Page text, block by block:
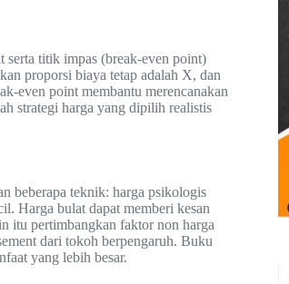
serta titik impas (break-even point)
proporsi biaya tetap adalah X, dan
even point membantu merencanakan
strategi harga yang dipilih realistis
beberapa teknik: harga psikologis
Harga bulat dapat memberi kesan
itu pertimbangkan faktor non harga
dari tokoh berpengaruh. Buku
yang lebih besar.